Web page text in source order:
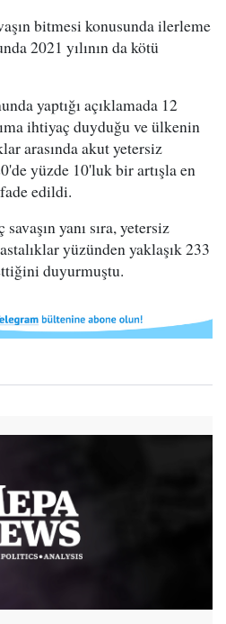
bitmesi konusunda ilerleme
2021 yılının da kötü
yaptığı açıklamada 12
ihtiyaç duyduğu ve ülkenin
arasında akut yetersiz
yüzde 10'luk bir artışla en
edildi.
yanı sıra, yetersiz
yüzünden yaklaşık 233
duyurmuştu.